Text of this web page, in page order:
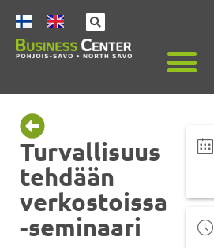
Turvallisuus
tehdään
verkostoissa
-seminaari